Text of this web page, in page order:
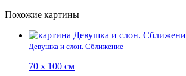
Похожие картины
Девушка и слон. Сближение
70 х 100 см